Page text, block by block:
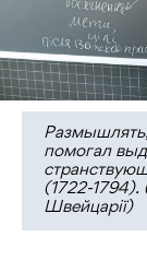
Размышлять,
помогал
(1722-1794).
Швейцарії)